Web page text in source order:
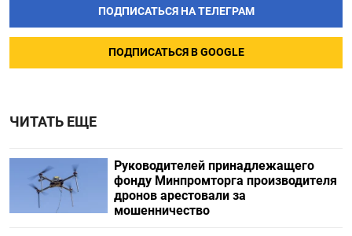
ПОДПИСАТЬСЯ НА ТЕЛЕГРАМ
ПОДПИСАТЬСЯ В GOOGLE
ЧИТАТЬ ЕЩЕ
Руководителей принадлежащего
фонду Минпромторга производителя
дронов арестовали за
мошенничество